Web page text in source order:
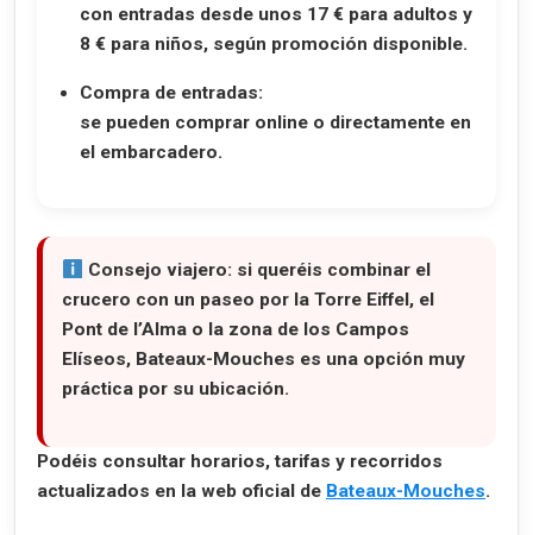
con entradas desde unos 17 € para adultos y
8 € para niños, según promoción disponible.
Compra de entradas:
se pueden comprar online o directamente en
el embarcadero.
Consejo viajero: si queréis combinar el
crucero con un paseo por la Torre Eiffel, el
Pont de l’Alma o la zona de los Campos
Elíseos, Bateaux-Mouches es una opción muy
práctica por su ubicación.
Podéis consultar horarios, tarifas y recorridos
actualizados en la web oficial de Bateaux-Mouches.